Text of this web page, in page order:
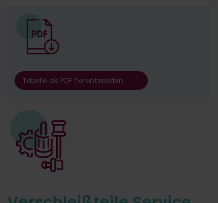
Tabelle als PDF herunterladen